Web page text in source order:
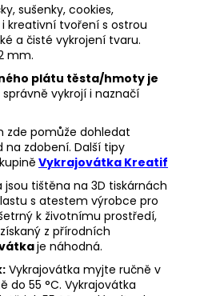
sušenky, cookies,
kreativní tvoření s ostrou
a čisté vykrojení tvaru.
mm.
plátu těsta/hmoty je
vykrojí i naznačí
zde pomůže dohledat
na zdobení. Další tipy
Vykrajovátka Kreatif
jsou tištěna na 3D tiskárnách
s atestem výrobce pro
k životnímu prostředí,
z přírodních
je náhodná.
Vykrajovátka myjte ručně v
do 55 °C. Vykrajovátka